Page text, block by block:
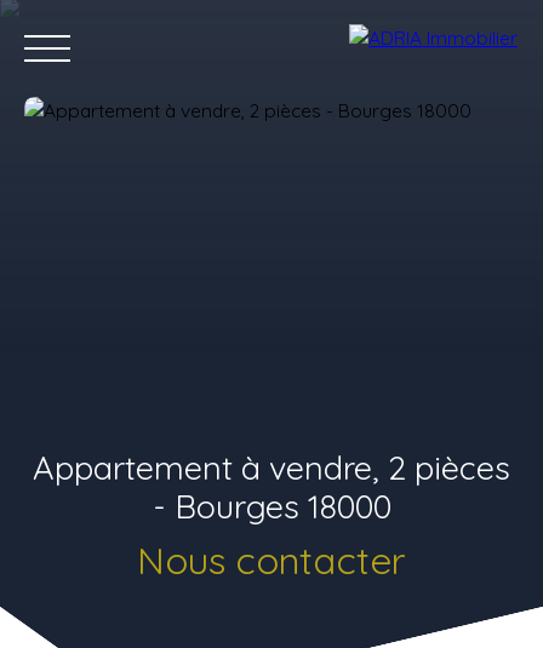
Appartement à vendre, 2 pièces
- Bourges 18000
Nous contacter